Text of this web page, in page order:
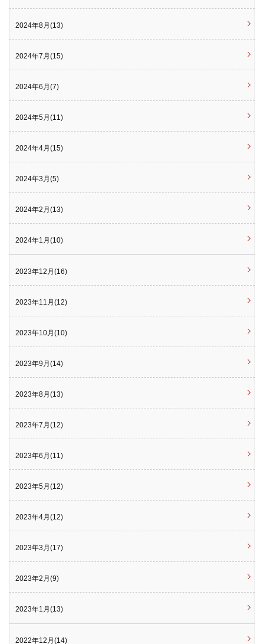
2024年8月(13)
2024年7月(15)
2024年6月(7)
2024年5月(11)
2024年4月(15)
2024年3月(5)
2024年2月(13)
2024年1月(10)
2023年12月(16)
2023年11月(12)
2023年10月(10)
2023年9月(14)
2023年8月(13)
2023年7月(12)
2023年6月(11)
2023年5月(12)
2023年4月(12)
2023年3月(17)
2023年2月(9)
2023年1月(13)
2022年12月(14)